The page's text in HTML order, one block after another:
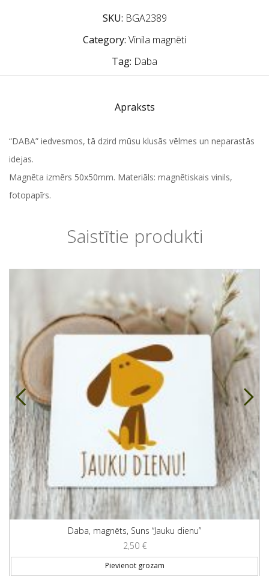
SKU: BGA2389
Category: Vinila magnēti
Tag: Daba
Apraksts
“DABA” iedvesmos, tā dzird mūsu klusās vēlmes un neparastās
idejas.
Magnēta izmērs 50x50mm. Materiāls: magnētiskais vinils,
fotopapīrs.
Saistītie produkti
Daba, magnēts, Suns “Jauku dienu”
2,50 €
Pievienot grozam